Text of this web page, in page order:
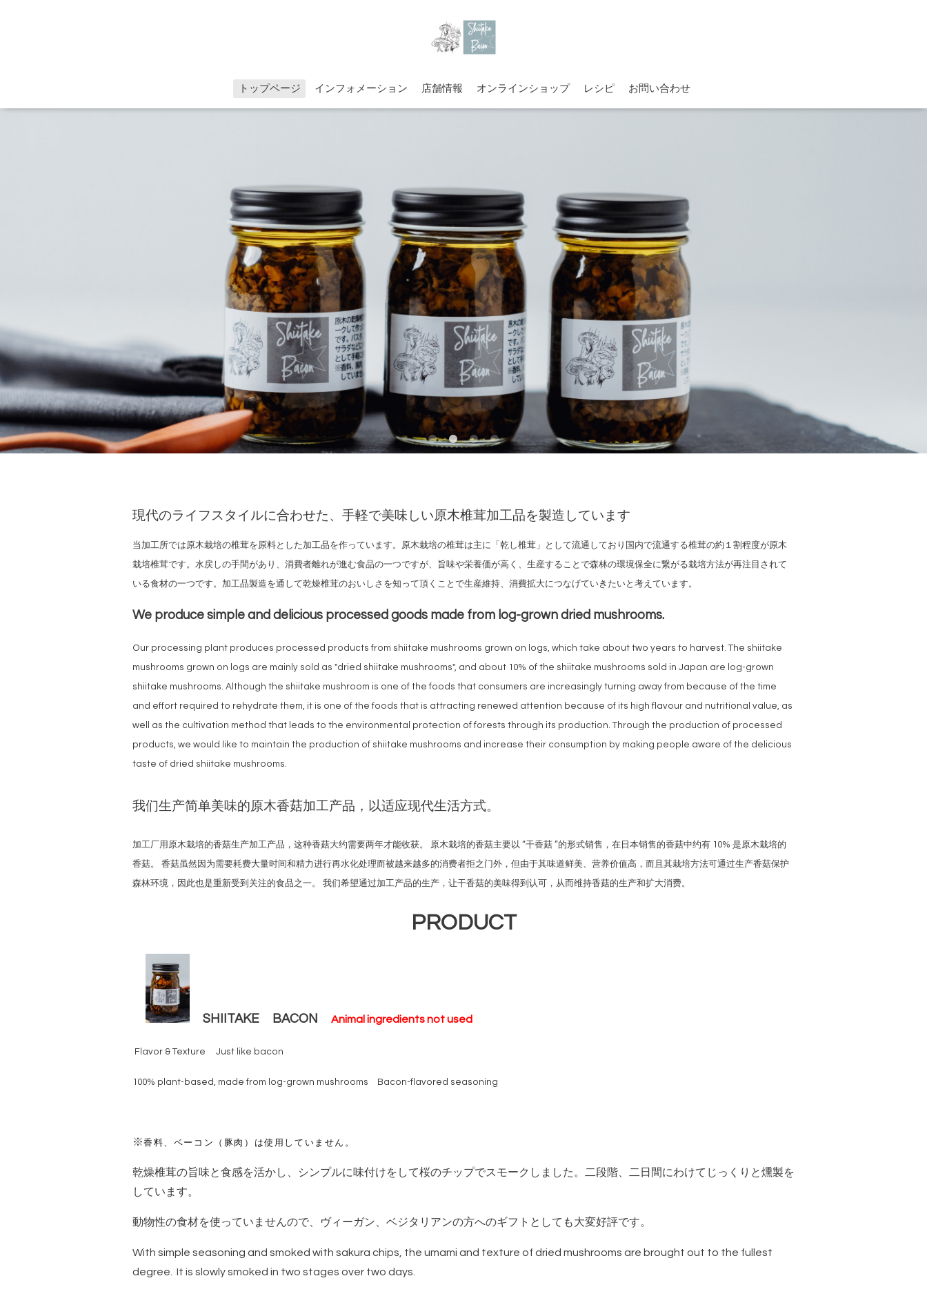
トップページ インフォメーション 店舗情報 オンラインショップ レシピ お問い合わせ
現代のライフスタイルに合わせた、 手軽で美味しい原木椎茸加工品を製造しています
当加工所では原木栽培の椎茸を原料とした加工品を作っています。 原木栽培の椎茸は主に「乾し椎茸」として流通しており国内で流通する椎茸の約１割程度が原木
栽培椎茸です。 水戻しの手間があり、消費者離れが進む食品の一つですが、旨味や栄養価が高く、生産することで森林の環境保全に繋がる栽培方法が再注目されて
いる食材の一つです。加工品製造を通して乾燥椎茸のおいしさを知って頂くことで生産維持、消費拡大につなげていきたいと考えています。
We produce simple and delicious processed goods made from log-grown dried mushrooms.
Our processing plant produces processed products from shiitake mushrooms grown on logs, which take about two years to harvest. The shiitake
mushrooms grown on logs are mainly sold as "dried shiitake mushrooms", and about 10% of the shiitake mushrooms sold in Japan are log-grown
shiitake mushrooms. Although the shiitake mushroom is one of the foods that consumers are increasingly turning away from because of the time
and effort required to rehydrate them, it is one of the foods that is attracting renewed attention because of its high flavour and nutritional value, as
well as the cultivation method that leads to the environmental protection of forests through its production. Through the production of processed
products, we would like to maintain the production of shiitake mushrooms and increase their consumption by making people aware of the delicious
taste of dried shiitake mushrooms.
我们生产简单美味的原木香菇加工产品，以适应现代生活方式。
加工厂用原木栽培的香菇生产加工产品，这种香菇大约需要两年才能收获。 原木栽培的香菇主要以 “干香菇 ”的形式销售，在日本销售的香菇中约有 10% 是原木栽培的
香菇。 香菇虽然因为需要耗费大量时间和精力进行再水化处理而被越来越多的消费者拒之门外，但由于其味道鲜美、营养价值高，而且其栽培方法可通过生产香菇保护
森林环境，因此也是重新受到关注的食品之一。 我们希望通过加工产品的生产，让干香菇的美味得到认可，从而维持香菇的生产和扩大消费。
PRODUCT
SHIITAKE BACON Animal ingredients not used
Flavor & Texture Just like bacon
100% plant-based, made from log-grown mushrooms Bacon-flavored seasoning
※香料、ベーコン（豚肉）は使用していません。
乾燥椎茸の旨味と食感を活かし、シンプルに味付けをして桜のチップでスモークしました。二段階、二日間にわけてじっくりと燻製を
しています。
動物性の食材を使っていませんので、ヴィーガン、ベジタリアンの方へのギフトとしても大変好評です。
With simple seasoning and smoked with sakura chips, the umami and texture of dried mushrooms are brought out to the fullest
degree. It is slowly smoked in two stages over two days.